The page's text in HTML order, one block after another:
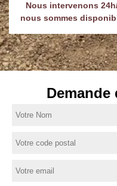
Nous intervenons
nous sommes